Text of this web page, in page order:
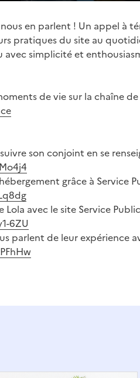
en parlent ! Un appel à
pratiques du site au
simplicité et
de vie sur la chaîne de
son conjoint en se
grâce à Service
avec le site Service Public
6ZU
parlent de leur expérience